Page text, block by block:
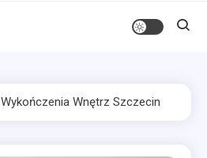
Wykończenia Wnętrz Szczecin